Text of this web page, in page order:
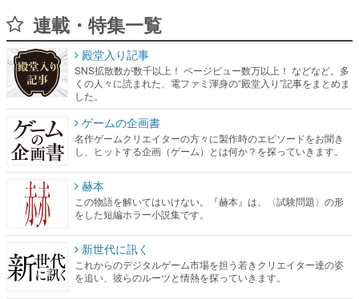
連載・特集一覧
殿堂入り記事
SNS拡散数が数千以上！ ページビュー数万以上！ などなど。多
くの人々に読まれた、電ファミ渾身の“殿堂入り”記事をまとめま
した。
ゲームの企画書
名作ゲームクリエイターの方々に製作時のエピソードをお聞き
し、ヒットする企画（ゲーム）とは何か？を探っていきます。
赫本
この物語を解いてはいけない。『赫本』は、〈試験問題〉の形
をした短編ホラー小説集です。
新世代に訊く
これからのデジタルゲーム市場を担う若きクリエイター達の姿
を追い、彼らのルーツと情熱を探っていきます。